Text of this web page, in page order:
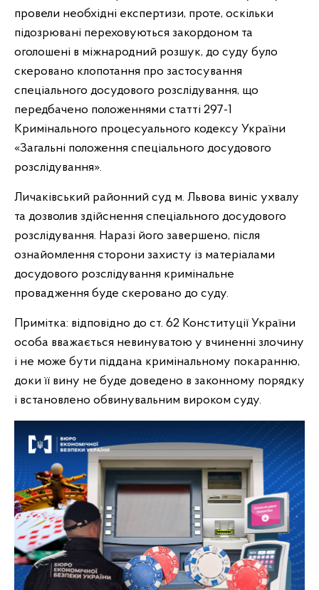
провели необхідні експертизи, проте, оскільки
підозрювані переховуються закордоном та
оголошені в міжнародний розшук, до суду було
скеровано клопотання про застосування
спеціального досудового розслідування, що
передбачено положеннями статті 297-1
Кримінального процесуального кодексу України
«Загальні положення спеціального досудового
розслідування».
Личаківський районний суд м. Львова виніс ухвалу
та дозволив здійснення спеціального досудового
розслідування. Наразі його завершено, після
ознайомлення сторони захисту із матеріалами
досудового розслідування кримінальне
провадження буде скеровано до суду.
Примітка: відповідно до ст. 62 Конституції України
особа вважається невинуватою у вчиненні злочину
і не може бути піддана кримінальному покаранню,
доки її вину не буде доведено в законному порядку
і встановлено обвинувальним вироком суду.